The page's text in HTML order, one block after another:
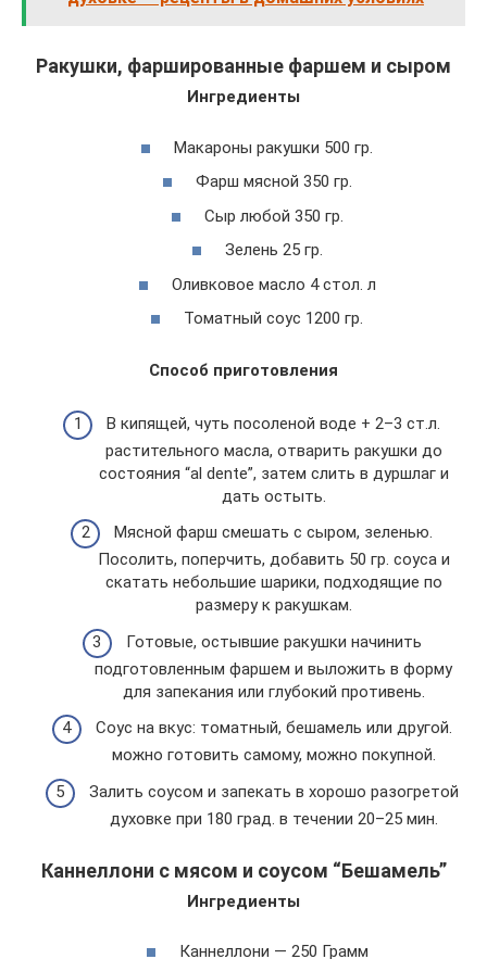
Ракушки, фаршированные фаршем и сыром
Ингредиенты
Макароны ракушки 500 гр.
Фарш мясной 350 гр.
Сыр любой 350 гр.
Зелень 25 гр.
Оливковое масло 4 стол. л
Томатный соус 1200 гр.
Способ приготовления
В кипящей, чуть посоленой воде + 2–3 ст.л.
растительного масла, отварить ракушки до
состояния “al dente”, затем слить в дуршлаг и
дать остыть.
Мясной фарш смешать с сыром, зеленью.
Посолить, поперчить, добавить 50 гр. соуса и
скатать небольшие шарики, подходящие по
размеру к ракушкам.
Готовые, остывшие ракушки начинить
подготовленным фаршем и выложить в форму
для запекания или глубокий противень.
Соус на вкус: томатный, бешамель или другой.
можно готовить самому, можно покупной.
Залить соусом и запекать в хорошо разогретой
духовке при 180 град. в течении 20–25 мин.
Каннеллони с мясом и соусом “Бешамель”
Ингредиенты
Каннеллони — 250 Грамм